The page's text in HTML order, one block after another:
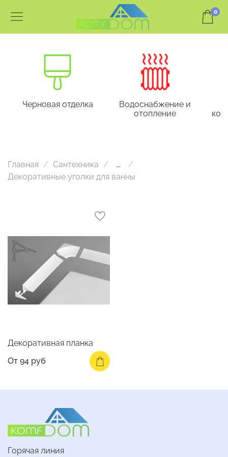
0
Черновая отделка
Водоснабжение и
отопление
Главная Сантехника
...
Декоративные уголки для ванны
Декоративная планка
От 94 руб
Горячая линия